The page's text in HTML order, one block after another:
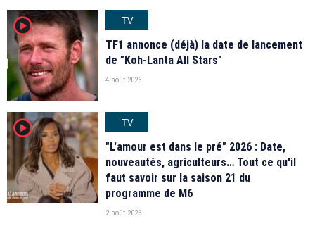
player2
TV
TF1 annonce (déjà) la date de lancement
de "Koh-Lanta All Stars"
4 août 2026
player2
TV
"L'amour est dans le pré" 2026 : Date,
nouveautés, agriculteurs… Tout ce qu'il
faut savoir sur la saison 21 du
programme de M6
2 août 2026